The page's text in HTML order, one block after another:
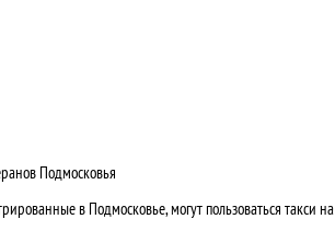
Подмосковья
в Подмосковье, могут пользоваться такси на